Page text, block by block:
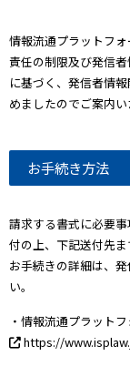
情報流通プラットフ
責任の制限及び発信
に基づく、発信者情
めましたのでご案内い
お手続き方法
請求する書式に必要
付の上、下記送付先ま
お手続きの詳細は、
い。
・情報流通プラット
https://